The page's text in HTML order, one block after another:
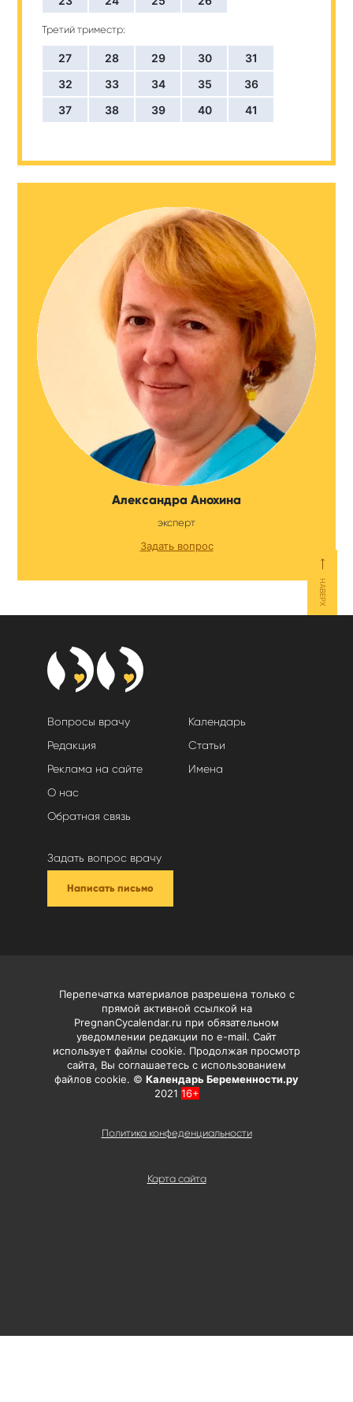
Третий триместр:
27 28 29 30
31
32
33 34 35
36
37
38 39 40 41
Александра Анохина
эксперт
Задать вопрос
⟵
НАВЕРХ
Вопросы врачу
Редакция
Реклама на сайте
О нас
Обратная связь
Календарь
Статьи
Имена
Задать вопрос врачу
Написать письмо
Карта сайта
Перепечатка материалов разрешена только с
прямой активной ссылкой на
PregnanCycalendar.ru при обязательном
уведомлении редакции по e-mail. Сайт
использует файлы cookie. Продолжая просмотр
сайта, Вы соглашаетесь с использованием
файлов cookie. © Календарь Беременности.ру
2021 16+
Политика конфеденциальности